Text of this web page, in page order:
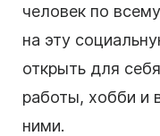
человек по
на эту
открыть для
работы, хобби и
ними.